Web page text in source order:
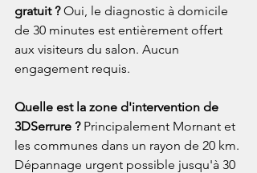
gratuit ? Oui, le diagnostic à domicile
de 30 minutes est entièrement offert
aux visiteurs du salon. Aucun
engagement requis.
Quelle est la zone d'intervention de
3DSerrure ? Principalement Mornant et
les communes dans un rayon de 20 km.
Dépannage urgent possible jusqu'à 30